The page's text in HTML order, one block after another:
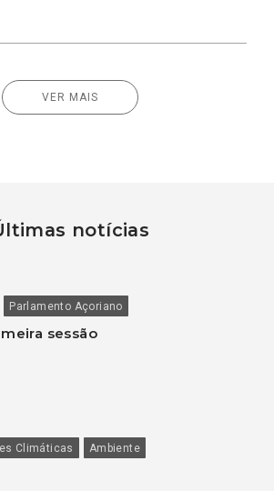
VER MAIS
notícias
Parlamento Açoriano
sessão
Climáticas Ambiente